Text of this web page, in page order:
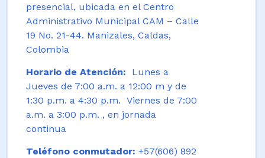
presencial, ubicada en el Centro
Administrativo Municipal CAM – Calle
19 No. 21-44. Manizales, Caldas,
Colombia
Horario de Atención:
Lunes a
Jueves de 7:00 a.m. a 12:00 m y de
1:30 p.m. a 4:30 p.m. Viernes de 7:00
a.m. a 3:00 p.m. , en jornada
continua
Teléfono conmutador: +57(606) 892